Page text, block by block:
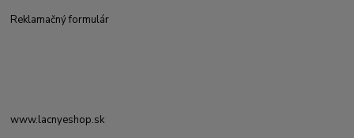
Reklamačný formulár
www.lacnyeshop.sk